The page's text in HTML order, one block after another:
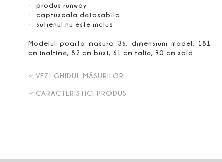
produs runway
captuseala detasabila
sutienul nu este inclus
Modelul poarta masura 36, dimensiuni model: 181
cm inaltime, 82 cm bust, 61 cm talie, 90 cm sold
VEZI GHIDUL MĂSURILOR
CARACTERISTICI PRODUS